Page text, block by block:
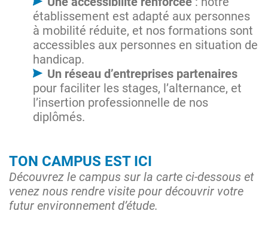
établissement est adapté aux personnes
à mobilité réduite, et nos formations sont
accessibles aux personnes en situation de
handicap.
Un réseau d’entreprises partenaires
pour faciliter les stages, l’alternance, et
l’insertion professionnelle de nos
diplômés.
TON CAMPUS EST ICI
Découvrez le campus sur la carte ci-dessous et
venez nous rendre visite pour découvrir votre
futur environnement d’étude.